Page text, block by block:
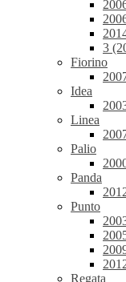
3
Fiorino
Idea
Linea
Palio
Panda
Punto
Regata